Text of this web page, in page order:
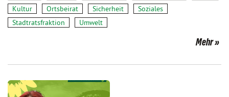
Kultur
Ortsbeirat Sicherheit
Soziales
Stadtratsfraktion
Umwelt
Mehr